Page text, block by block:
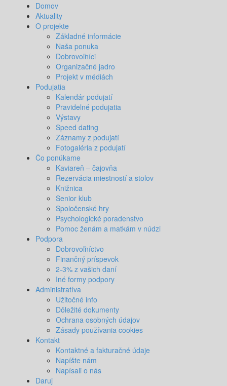
Domov
Aktuality
O projekte
Základné informácie
Naša ponuka
Dobrovoľníci
Organizačné jadro
Projekt v médiách
Podujatia
Kalendár podujatí
Pravidelné podujatia
Výstavy
Speed dating
Záznamy z podujatí
Fotogaléria z podujatí
Čo ponúkame
Kaviareň – čajovňa
Rezervácia miestností a stolov
Knižnica
Senior klub
Spoločenské hry
Psychologické poradenstvo
Pomoc ženám a matkám v núdzi
Podpora
Dobrovoľníctvo
Finančný príspevok
2-3% z vašich daní
Iné formy podpory
Administratíva
Užitočné info
Dôležité dokumenty
Ochrana osobných údajov
Zásady používania cookies
Kontakt
Kontaktné a fakturačné údaje
Napíšte nám
Napísali o nás
Daruj